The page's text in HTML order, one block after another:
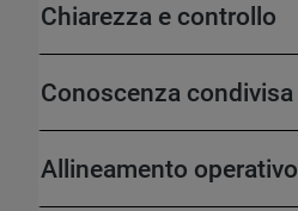
Chiarezza e controllo
Conoscenza condivisa
Allineamento operativo